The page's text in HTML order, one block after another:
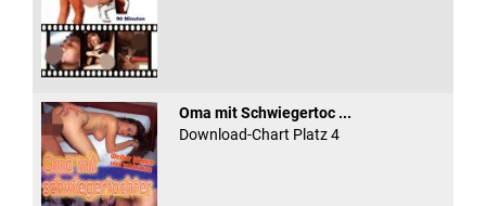
Oma mit Schwiegertoc ...
Download-Chart Platz 4